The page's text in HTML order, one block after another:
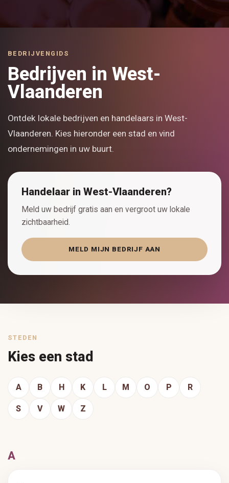
BEDRIJVENGIDS
Bedrijven in West-
Vlaanderen
Ontdek lokale bedrijven en handelaars in West-
Vlaanderen. Kies hieronder een stad en vind
ondernemingen in uw buurt.
Handelaar in West-Vlaanderen?
Meld uw bedrijf gratis aan en vergroot uw lokale
zichtbaarheid.
MELD MIJN BEDRIJF AAN
STEDEN
Kies een stad
A B H K L M O P R
S V W Z
A